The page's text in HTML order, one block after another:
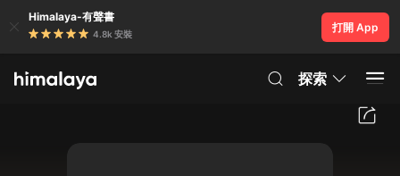
Himalaya-有聲書
4.8k 安裝
打開 App
探索